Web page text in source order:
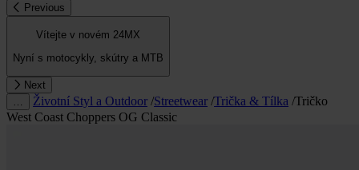
Previous
Vítejte v novém 24MX
Nyní s motocykly, skútry a MTB
Next
Životní Styl a Outdoor /Streetwear /Trička & Tílka /Tričko
West Coast Choppers OG Classic